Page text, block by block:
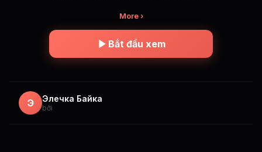
More ›
Bắt đầu xem
Э Элечка Байка
bởi